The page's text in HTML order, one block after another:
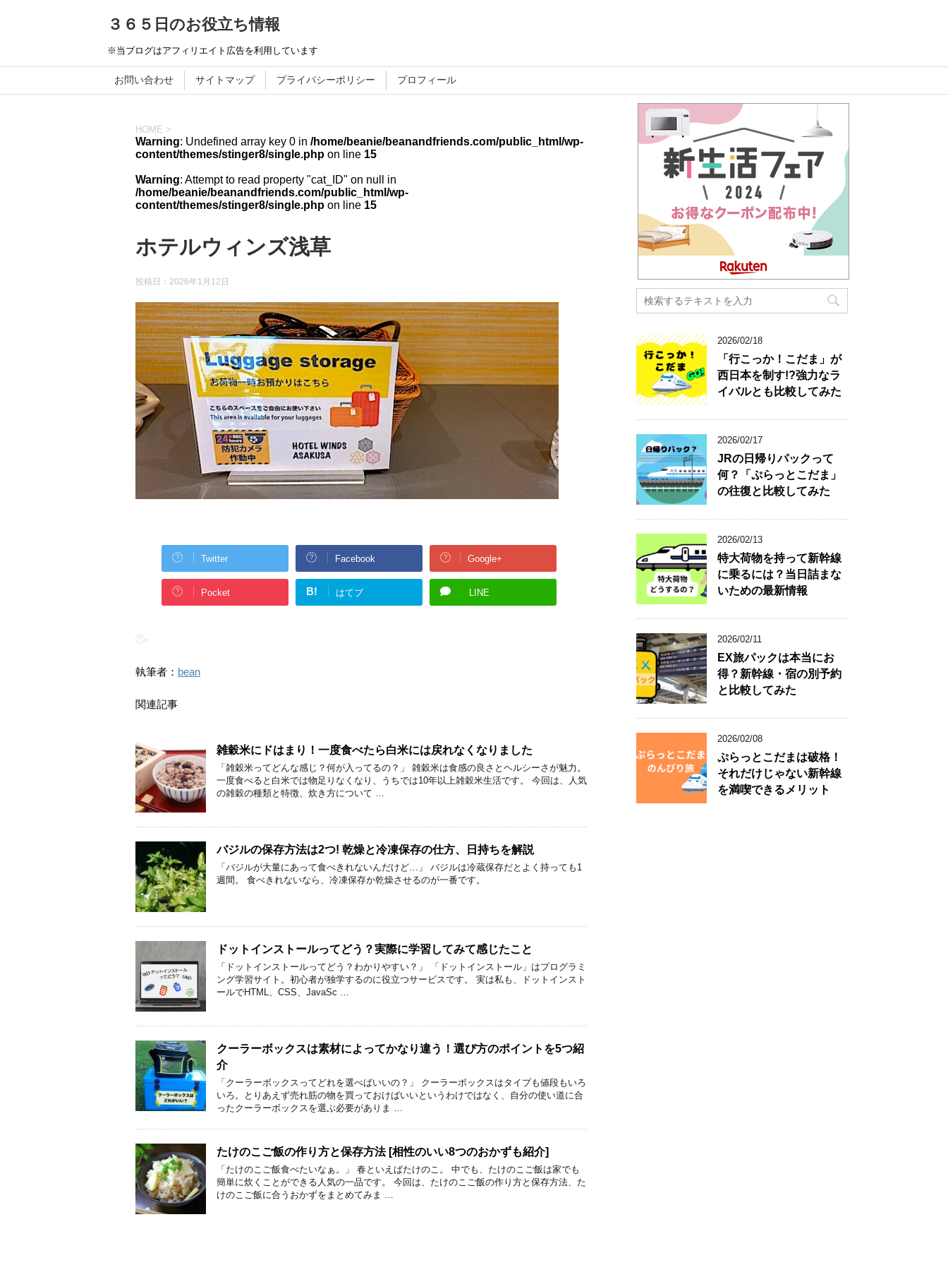
３６５日のお役立ち情報
※当ブログはアフィリエイト広告を利用しています
お問い合わせ サイトマップ プライバシーポリシー プロフィール
HOME >
Warning: Undefined array key 0 in /home/beanie/beanandfriends.com/public_html/wp-
content/themes/stinger8/single.php on line 15
Warning: Attempt to read property "cat_ID" on null in
/home/beanie/beanandfriends.com/public_html/wp-
content/themes/stinger8/single.php on line 15
ホテルウィンズ浅草
投稿日： 2026年1月12日
Twitter Facebook Google+
Pocket B! はてブ LINE
-
執筆者： bean
関連記事
雑穀米にドはまり！一度食べたら白米には戻れなくなりました
「雑穀米ってどんな感じ？何が入ってるの？」 雑穀米は食感の良さとヘルシーさが魅力。
一度食べると白米では物足りなくなり、うちでは10年以上雑穀米生活です。 今回は、人気
の雑穀の種類と特徴、炊き方について …
バジルの保存方法は2つ! 乾燥と冷凍保存の仕方、日持ちを解説
「バジルが大量にあって食べきれないんだけど…」 バジルは冷蔵保存だとよく持っても1
週間。 食べきれないなら、冷凍保存か乾燥させるのが一番です。
ドットインストールってどう？実際に学習してみて感じたこと
「ドットインストールってどう？わかりやすい？」 「ドットインストール」はプログラミ
ング学習サイト。初心者が独学するのに役立つサービスです。 実は私も、ドットインスト
ールでHTML、CSS、JavaSc …
クーラーボックスは素材によってかなり違う！選び方のポイントを5つ紹
介
「クーラーボックスってどれを選べばいいの？」 クーラーボックスはタイプも値段もいろ
いろ。とりあえず売れ筋の物を買っておけばいいというわけではなく、自分の使い道に合
ったクーラーボックスを選ぶ必要がありま …
たけのこご飯の作り方と保存方法 [相性のいい8つのおかずも紹介]
「たけのこご飯食べたいなぁ。」 春といえばたけのこ。 中でも、たけのこご飯は家でも
簡単に炊くことができる人気の一品です。 今回は、たけのこご飯の作り方と保存方法、た
けのこご飯に合うおかずをまとめてみま …
2026/02/18
「行こっか！こだま」が
西日本を制す!?強力なラ
イバルとも比較してみた
2026/02/17
JRの日帰りパックって
何？「ぷらっとこだま」
の往復と比較してみた
2026/02/13
特大荷物を持って新幹線
に乗るには？当日詰まな
いための最新情報
2026/02/11
EX旅パックは本当にお
得？新幹線・宿の別予約
と比較してみた
2026/02/08
ぷらっとこだまは破格！
それだけじゃない新幹線
を満喫できるメリット